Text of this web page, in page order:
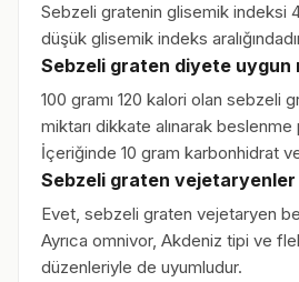
Sebzeli gratenin glisemik indeksi
düşük glisemik indeks
Sebzeli graten diyete uygun
100 gramı 120 kalori olan sebzeli
miktarı dikkate alınarak beslenme
İçeriğinde 10 gram karbonhidrat
Sebzeli graten vejetaryenler
Evet, sebzeli graten vejetaryen
Ayrıca omnivor, Akdeniz tipi ve
düzenleriyle de uyumludur.